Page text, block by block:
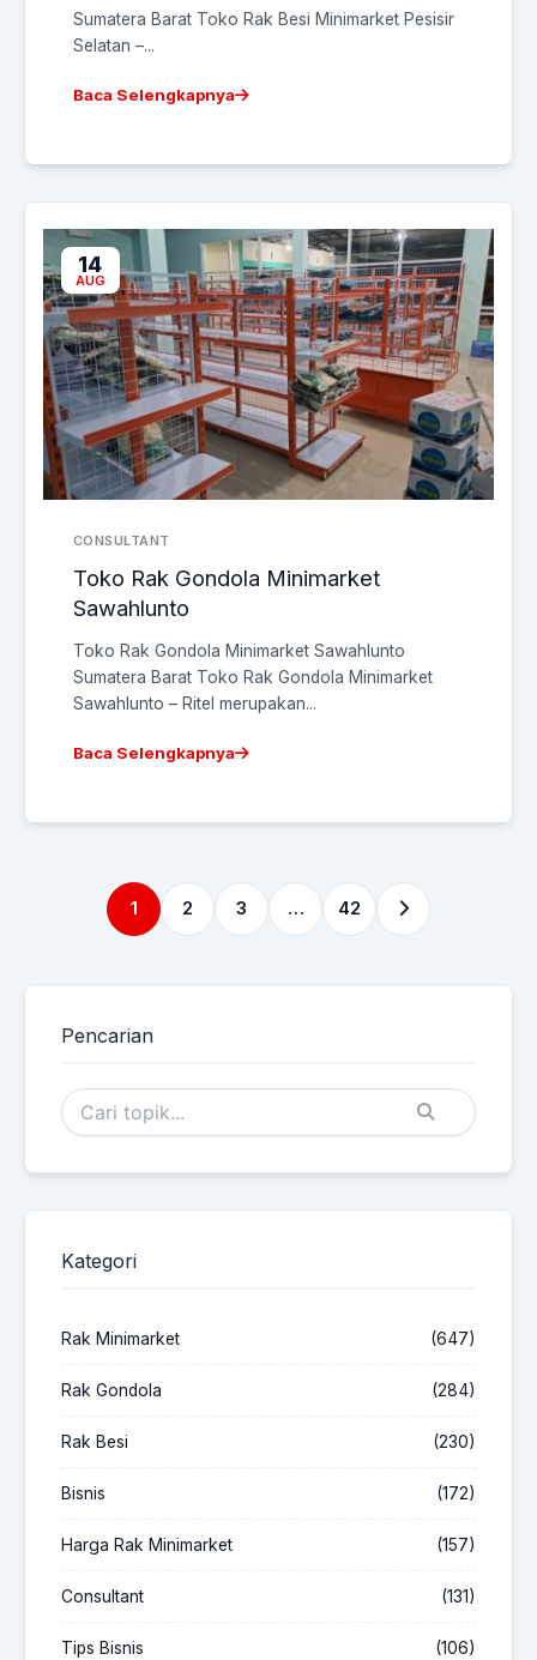
Sumatera Barat Toko Rak Besi Minimarket Pesisir
Selatan –...
Baca Selengkapnya
14
AUG
CONSULTANT
Toko Rak Gondola Minimarket
Sawahlunto
Toko Rak Gondola Minimarket Sawahlunto
Sumatera Barat Toko Rak Gondola Minimarket
Sawahlunto – Ritel merupakan...
Baca Selengkapnya
1 2 3 … 42
Pencarian
Kategori
Rak Minimarket (647)
Rak Gondola (284)
Rak Besi (230)
Bisnis (172)
Harga Rak Minimarket (157)
Consultant (131)
Tips Bisnis (106)